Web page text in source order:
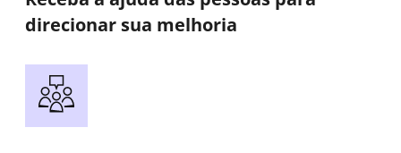
direcionar sua melhoria